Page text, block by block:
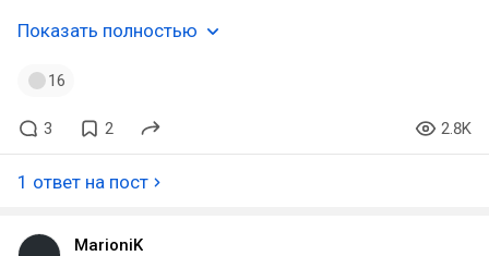
Показать полностью
16
3 2 2.8K
1 ответ на пост
MarioniK